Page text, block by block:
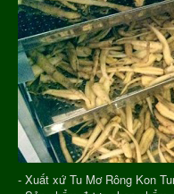
- Xuất xứ Tu Mơ Rông Kon